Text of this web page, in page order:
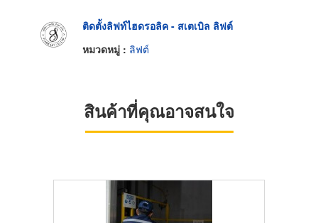
ติดตั้งลิฟท์ไฮดรอลิค - สเตเบิล ลิฟต์
หมวดหมู่ : ลิฟต์
สินค้าที่คุณอาจสนใจ